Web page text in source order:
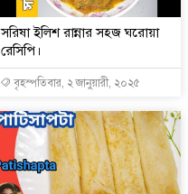
সরিষা ইলিশ রান্নার সহজ ঘরোয়া
রেসিপি।
বৃহস্পতিবার, ২ জানুয়ারী, ২০২৫